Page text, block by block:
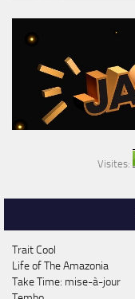
Visites:
Trait Cool
Life of The Amazonia
Take Time: mise-à-jour